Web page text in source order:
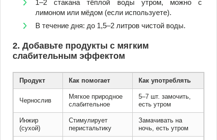
1–2 стакана тёплой воды утром, можно с
лимоном или мёдом (если используете).
В течение дня: до 1,5–2 литров чистой воды.
2. Добавьте продукты с мягким
слабительным эффектом
Продукт Как помогает Как употреблять
Чернослив
Мягкое природное
слабительное
5–7 шт. замочить,
есть утром
Инжир
(сухой)
Стимулирует
перистальтику
Замачивать на
ночь, есть утром